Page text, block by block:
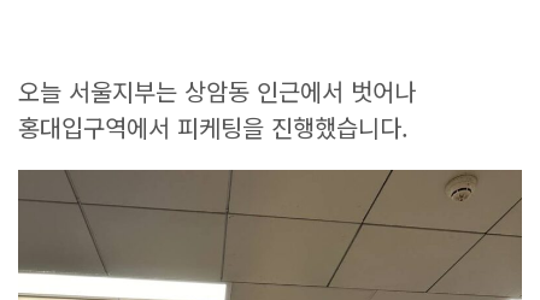
오늘 서울지부는 상암동 인근에서 벗어나
홍대입구역에서 피케팅을 진행했습니다.